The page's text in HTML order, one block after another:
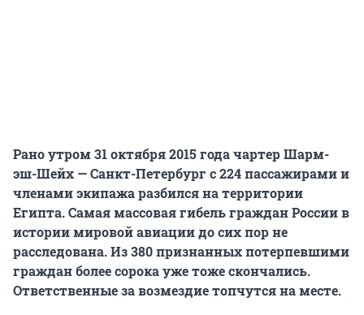
Рано утром 31 октября 2015 года чартер Шарм-
эш-Шейх — Санкт-Петербург с 224 пассажирами и
членами экипажа разбился на территории
Египта. Самая массовая гибель граждан России в
истории мировой авиации до сих пор не
расследована. Из 380 признанных потерпевшими
граждан более сорока уже тоже скончались.
Ответственные за возмездие топчутся на месте.